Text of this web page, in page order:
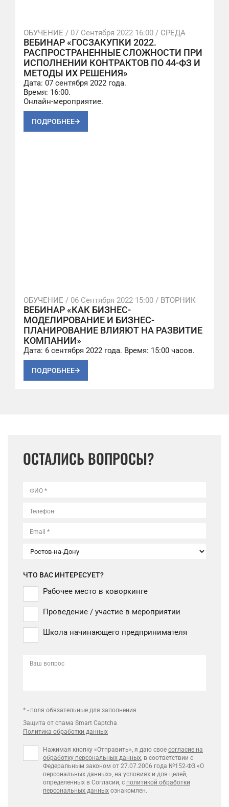
ОБУЧЕНИЕ / 07 Сентября 2022 16:00 / СРЕДА
ВЕБИНАР «ГОСЗАКУПКИ 2022.
РАСПРОСТРАНЕННЫЕ СЛОЖНОСТИ ПРИ
ИСПОЛНЕНИИ КОНТРАКТОВ ПО 44-ФЗ И
МЕТОДЫ ИХ РЕШЕНИЯ»
Дата: 07 сентября 2022 года.
Время: 16:00.
Онлайн-мероприятие.
ПОДРОБНЕЕ
ОБУЧЕНИЕ / 06 Сентября 2022 15:00 / ВТОРНИК
ВЕБИНАР «КАК БИЗНЕС-
МОДЕЛИРОВАНИЕ И БИЗНЕС-
ПЛАНИРОВАНИЕ ВЛИЯЮТ НА РАЗВИТИЕ
КОМПАНИИ»
Дата: 6 сентября 2022 года. Время: 15:00 часов.
ПОДРОБНЕЕ
ОСТАЛИСЬ ВОПРОСЫ?
ФИО *
Телефон
Email *
ЧТО ВАС ИНТЕРЕСУЕТ?
Рабочее место в коворкинге
Проведение / участие в мероприятии
Школа начинающего предпринимателя
Ваш вопрос
* - поля обязательные для заполнения
Защита от спама Smart Captcha
Политика обработки данных
Нажимая кнопку «Отправить», я даю свое согласие на
обработку персональных данных, в соответствии с
Федеральным законом от 27.07.2006 года №152-ФЗ «О
персональных данных», на условиях и для целей,
определенных в Согласии, с политикой обработки
персональных данных ознакомлен.